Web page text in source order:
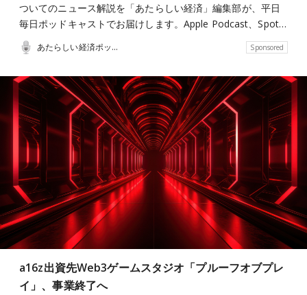
ついてのニュース解説を「あたらしい経済」編集部が、平日
毎日ポッドキャストでお届けします。Apple Podcast、Spot…
あたらしい経済ポッドキャスト Sponsored
a16z出資先Web3ゲームスタジオ「プルーフオブプレ
イ」、事業終了へ